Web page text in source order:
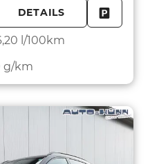
DETAILS
l/100km
g/km